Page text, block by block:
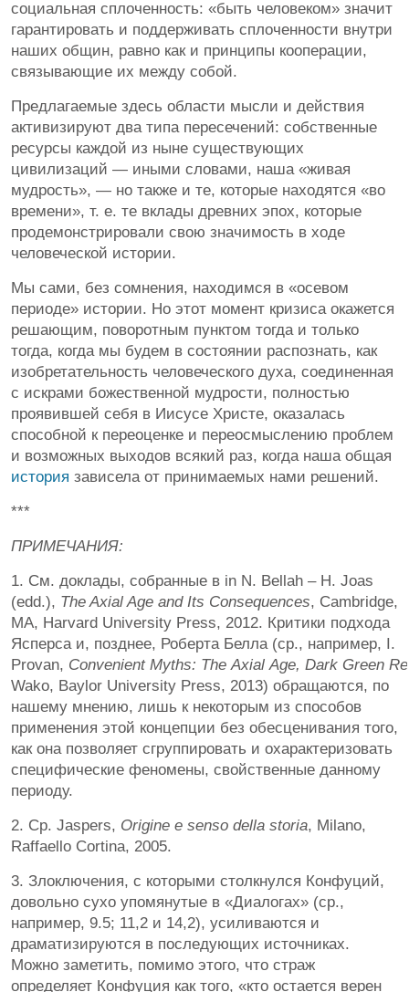
социальная сплоченность: «быть человеком» значит
гарантировать и поддерживать сплоченности внутри
наших общин, равно как и принципы кооперации,
связывающие их между собой.
Предлагаемые здесь области мысли и действия
активизируют два типа пересечений: собственные
ресурсы каждой из ныне существующих
цивилизаций — иными словами, наша «живая
мудрость», — но также и те, которые находятся «во
времени», т. е. те вклады древних эпох, которые
продемонстрировали свою значимость в ходе
человеческой истории.
Мы сами, без сомнения, находимся в «осевом
периоде» истории. Но этот момент кризиса окажется
решающим, поворотным пунктом тогда и только
тогда, когда мы будем в состоянии распознать, как
изобретательность человеческого духа, соединенная
с искрами божественной мудрости, полностью
проявившей себя в Иисусе Христе, оказалась
способной к переоценке и переосмыслению проблем
и возможных выходов всякий раз, когда наша общая
история зависела от принимаемых нами решений.
***
ПРИМЕЧАНИЯ:
1. См. доклады, собранные в in N. Bellah – H. Joas
(edd.), The Axial Age and Its Consequences, Cambridge,
MA, Harvard University Press, 2012. Критики подхода
Ясперса и, позднее, Роберта Белла (ср., например, I.
Provan, Convenient Myths: The Axial Age, Dark Green
Wako, Baylor University Press, 2013) обращаются, по
нашему мнению, лишь к некоторым из способов
применения этой концепции без обесценивания того,
как она позволяет сгруппировать и охарактеризовать
специфические феномены, свойственные данному
периоду.
2. Ср. Jaspers, Origine e senso della storia, Milano,
Raffaello Cortina, 2005.
3. Злоключения, с которыми столкнулся Конфуций,
довольно сухо упомянутые в «Диалогах» (ср.,
например, 9.5; 11,2 и 14,2), усиливаются и
драматизируются в последующих источниках.
Можно заметить, помимо этого, что страж
определяет Конфуция как того, «кто остается верен